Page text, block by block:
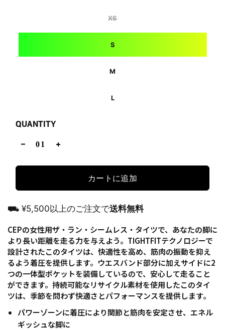
XS
S
M
L
QUANTITY
カートに追加
⛟ ¥5,500以上のご注文で送料無料
CEPの女性用ザ・ラン・シームレス・タイツで、あなたの脚に
より長い距離を走る力を与えよう。TIGHTFITテクノロジーで
設計されたこのタイツは、快適性を高め、筋肉の振動を抑え
るよう着圧を提供します。ウエスバンド部分に加えサイドに2
つの一体型ポケットを装備しているので、安心して走ること
ができます。持続可能なリサイクル素材を使用したこのタイ
ツは、季節を問わず快適さとパフォーマンスを提供します。
パワーゾーンに着圧により関節と筋肉を安定させ、エネル
ギッシュな脚に